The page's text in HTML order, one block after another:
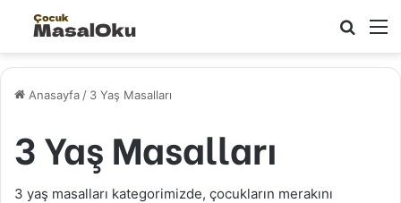
Anasayfa / 3 Yaş Masalları
3 Yaş Masalları
3 yaş masalları kategorimizde, çocukların merakını